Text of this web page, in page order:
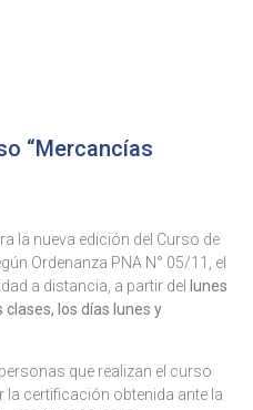
“Mercancías
la nueva edición del Curso de
Ordenanza PNA N° 05/11, el
a distancia, a partir del lunes
los días lunes y
que realizan el curso
la certificación obtenida ante la